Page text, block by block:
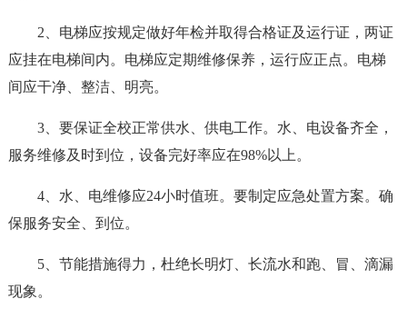
2、电梯应按规定做好年检并取得合格证及运行证，两证
应挂在电梯间内。电梯应定期维修保养，运行应正点。电梯
间应干净、整洁、明亮。
3、要保证全校正常供水、供电工作。水、电设备齐全，
服务维修及时到位，设备完好率应在98%以上。
4、水、电维修应24小时值班。要制定应急处置方案。确
保服务安全、到位。
5、节能措施得力，杜绝长明灯、长流水和跑、冒、滴漏
现象。